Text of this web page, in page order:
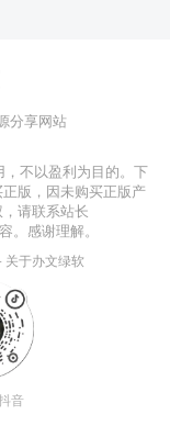
分享网站
不以盈利为目的。下
版，因未购买正版产
请联系站长
。感谢理解。
关于办文绿软
音